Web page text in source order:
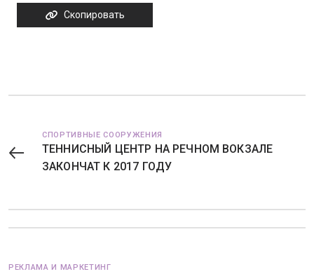
Скопировать
СПОРТИВНЫЕ СООРУЖЕНИЯ
ТЕННИСНЫЙ ЦЕНТР НА РЕЧНОМ ВОКЗАЛЕ
ЗАКОНЧАТ К 2017 ГОДУ
РЕКЛАМА И МАРКЕТИНГ